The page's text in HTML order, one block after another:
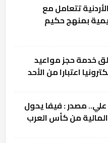
تتعامل مع
بمنهج حكيم
خدمة حجز مواعيد
اعتبارا من الأحد
علي.. مصدر : فيفا يحول
من كأس العرب